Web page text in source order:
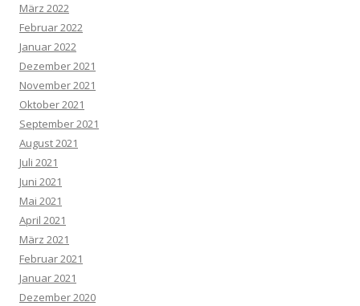
März 2022
Februar 2022
Januar 2022
Dezember 2021
November 2021
Oktober 2021
September 2021
August 2021
Juli 2021
Juni 2021
Mai 2021
April 2021
März 2021
Februar 2021
Januar 2021
Dezember 2020